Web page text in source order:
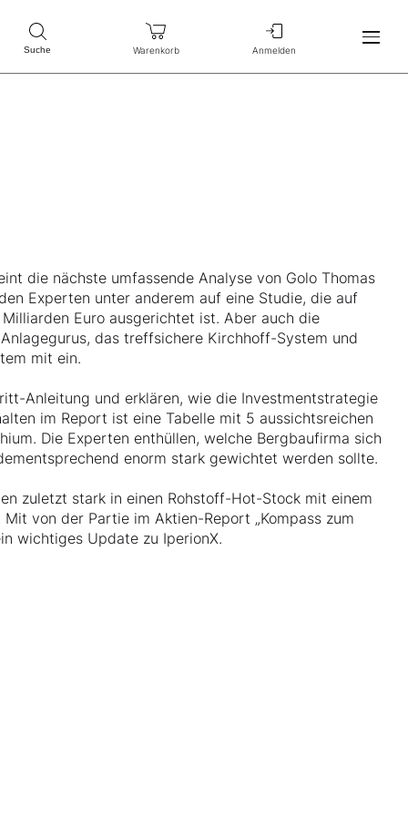
Suche Warenkorb Anmelden
die nächste umfassende Analyse von Golo Thomas
Experten unter anderem auf eine Studie, die auf
Euro ausgerichtet ist. Aber auch die
das treffsichere Kirchhoff-System und
mit ein.
Anleitung und erklären, wie die Investmentstrategie
im Report ist eine Tabelle mit 5 aussichtsreichen
Die Experten enthüllen, welche Bergbaufirma sich
enorm stark gewichtet werden sollte.
zuletzt stark in einen Rohstoff-Hot-Stock mit einem
von der Partie im Aktien-Report „Kompass zum
wichtiges Update zu IperionX.